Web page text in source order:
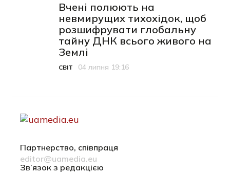
Вчені полюють на
невмирущих тихохідок, щоб
розшифрувати глобальну
тайну ДНК всього живого на
Землі
Категорія
СВІТ
Дата публікації
04 липня 19:16
Партнерство, співпраця
editor@uamedia.eu
Зв’язок з редакцією